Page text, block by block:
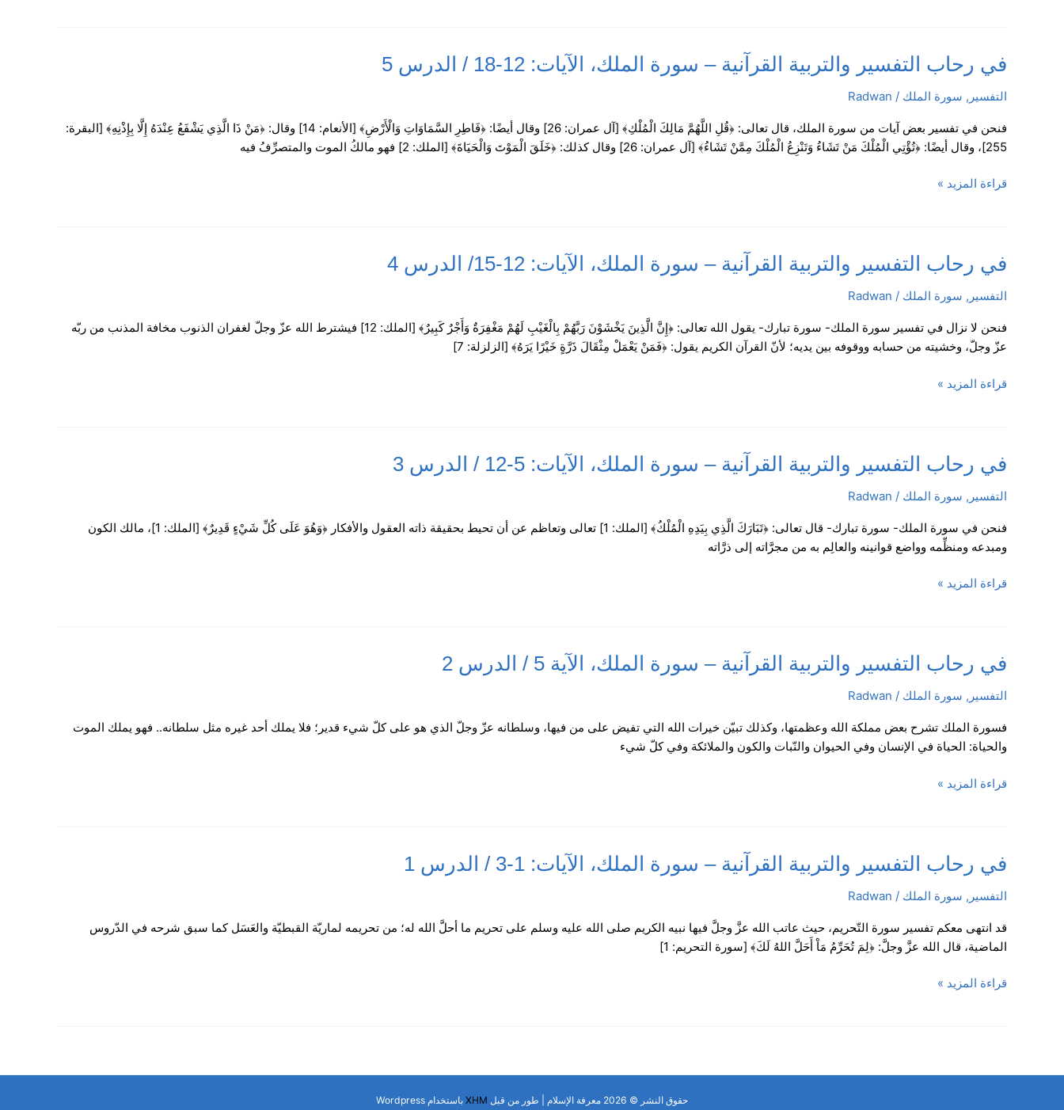
/
الدرس
في رحاب التفسير والتربية القرآنية – سورة الملك، الآيات: 12-18 / الدرس 5
التفسير , سورة الملك /
Radwan
فنحن في تفسير بعض آيات من سورة الملك، قال تعالى: ﴿قُلِ اللَّهُمَّ مَالِكَ الْمُلْكِ﴾ [آل عمران: 26] وقال أيضًا: ﴿فَاطِرِ السَّمَاوَاتِ وَالْأَرْضِ﴾ [الأنعام: 14] وقال: ﴿مَنْ ذَا الَّذِي يَشْفَعُ عِنْدَهُ إِلَّا بِإِذْنِهِ﴾ [البقرة:
255]، وقال أيضًا: ﴿تُؤْتِي الْمُلْكَ مَنْ تَشَاءُ وَتَنْزِعُ الْمُلْكَ مِمَّنْ تَشَاءُ﴾ [آل عمران: 26] وقال كذلك: ﴿خَلَقَ الْمَوْتَ وَالْحَيَاةَ﴾ [الملك: 2] فهو مالكُ الموت والمتصرِّفُ فيه
في
رحاب
التفسير
القرآنية
–
الملك،
/
الدرس
قراءة المزيد »
في رحاب التفسير والتربية القرآنية – سورة الملك، الآيات: 12-15/ الدرس 4
التفسير , سورة الملك /
Radwan
فنحن لا نزال في تفسير سورة الملك- سورة تبارك- يقول الله تعالى: ﴿إِنَّ الَّذِينَ يَخْشَوْنَ رَبَّهُمْ بِالْغَيْبِ لَهُمْ مَغْفِرَةٌ وَأَجْرٌ كَبِيرٌ﴾ [الملك: 12] فيشترط الله عزّ وجلّ لغفران الذنوب مخافة المذنب من ربّه
عزّ وجلّ، وخشيته من حسابه ووقوفه بين يديه؛ لأنّ القرآن الكريم يقول: ﴿فَمَنْ يَعْمَلْ مِثْقَالَ ذَرَّةٍ خَيْرًا يَرَهُ﴾ [الزلزلة: 7]
في
رحاب
التفسير
القرآنية
–
الملك،
الدرس
4
قراءة المزيد »
في رحاب التفسير والتربية القرآنية – سورة الملك، الآيات: 5-12 / الدرس 3
التفسير , سورة الملك /
Radwan
فنحن في سورة الملك- سورة تبارك- قال تعالى: ﴿تَبَارَكَ الَّذِي بِيَدِهِ الْمُلْكُ﴾ [الملك: 1] تعالى وتعاظم عن أن تحيط بحقيقة ذاته العقول والأفكار ﴿وَهُوَ عَلَى كُلِّ شَيْءٍ قَدِيرٌ﴾ [الملك: 1]، مالك الكون
ومبدعه ومنظِّمه وواضع قوانينه والعالِم به من مجرَّاته إلى ذرَّاته
في
رحاب
التفسير
القرآنية
–
الملك،
/
الدرس
قراءة المزيد »
في رحاب التفسير والتربية القرآنية – سورة الملك، الآية 5 / الدرس 2
التفسير , سورة الملك /
Radwan
فسورة الملك تشرح بعض مملكة الله وعظمتها، وكذلك تبيّن خيرات الله التي تفيض على من فيها، وسلطانه عزّ وجلّ الذي هو على كلّ شيء قدير؛ فلا يملك أحد غيره مثل سلطانه.. فهو يملك الموت
والحياة: الحياة في الإنسان وفي الحيوان والنّبات والكون والملائكة وفي كلّ شيء
في
رحاب
التفسير
القرآنية
–
الملك،
الدرس
2
قراءة المزيد »
في رحاب التفسير والتربية القرآنية – سورة الملك، الآيات: 1-3 / الدرس 1
التفسير , سورة الملك /
Radwan
قد انتهى معكم تفسير سورة التّحريم، حيث عاتب الله عزَّ وجلَّ فيها نبيه الكريم صلى الله عليه وسلم على تحريم ما أحلَّ الله له؛ من تحريمه لماريّة القبطيّة والعَسَل كما سبق شرحه في الدّروس
الماضية، قال الله عزَّ وجلَّ: ﴿لِمَ تُحَرِّمُ مَاْ أَحَلَّ اللهُ لَكَ﴾ [سورة التحريم: 1]
في
رحاب
التفسير
القرآنية
–
الملك،
قراءة المزيد »
حقوق النشر © 2026 معرفة الإسلام | طور من قبل XHM باستخدام Wordpress